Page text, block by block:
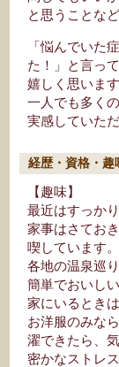
と思うことな
「悩んでいた
た！」と言っ
嬉しく思います
一人でも多く
実感していた
経歴・資格・趣
【趣味】
最近はすっか
家事はさてお
喫しています。
各地の温泉巡
簡単でおいし
家にいるとき
お洋服のみな
濯できたら、
密かなストレ